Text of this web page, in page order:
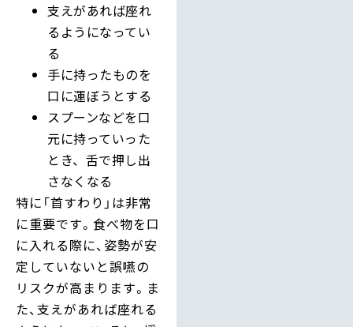
支えがあれば座れ
るようになってい
る
手に持ったものを
口に運ぼうとする
スプーンなどを口
元に持っていった
とき、舌で押し出
さなくなる
特に「首すわり」は非常
に重要です。食べ物を口
に入れる際に、姿勢が安
定していないと誤嚥の
リスクが高まります。ま
た、支えがあれば座れる